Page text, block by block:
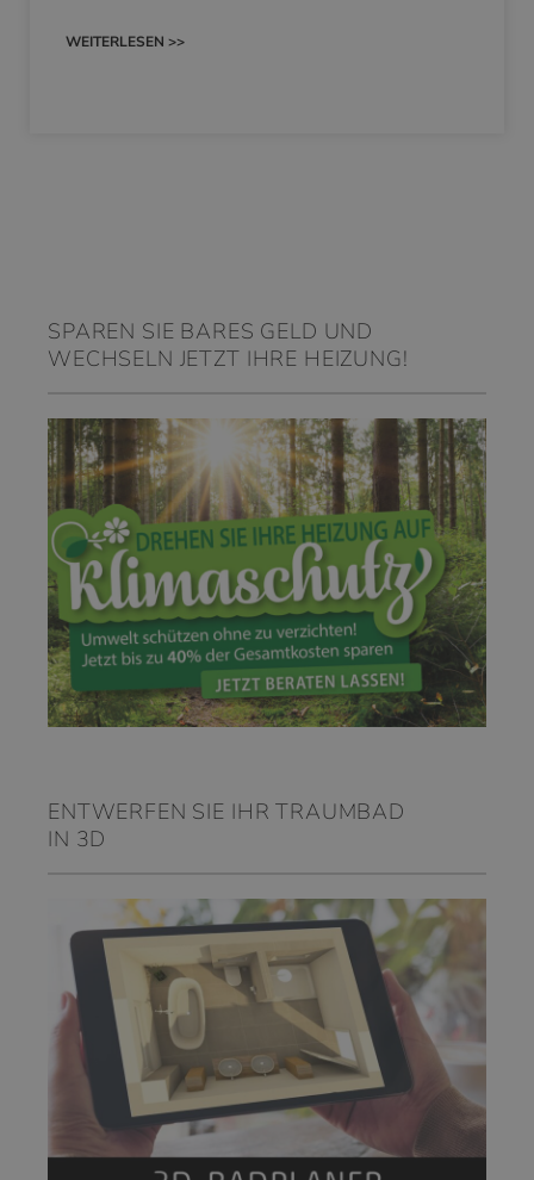
WEITERLESEN >>
SPAREN SIE BARES GELD UND
WECHSELN JETZT IHRE HEIZUNG!
ENTWERFEN SIE IHR TRAUMBAD
IN 3D